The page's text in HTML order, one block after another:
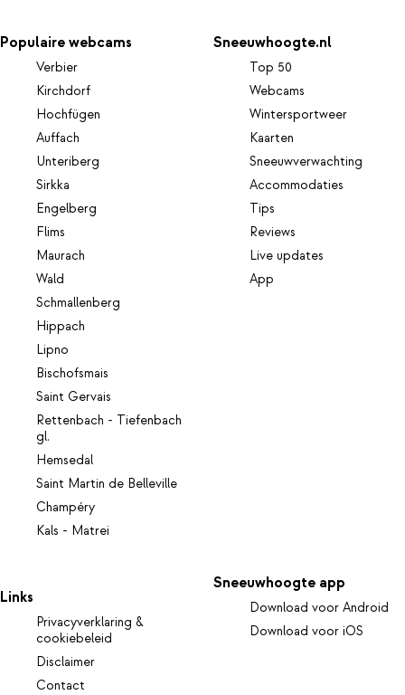
Populaire webcams
Verbier
Kirchdorf
Hochfügen
Auffach
Unteriberg
Sirkka
Engelberg
Flims
Maurach
Wald
Schmallenberg
Hippach
Lipno
Bischofsmais
Saint Gervais
Rettenbach - Tiefenbach
gl.
Hemsedal
Saint Martin de Belleville
Champéry
Kals - Matrei
Sneeuwhoogte.nl
Top 50
Webcams
Wintersportweer
Kaarten
Sneeuwverwachting
Accommodaties
Tips
Reviews
Live updates
App
Links
Privacyverklaring &
cookiebeleid
Disclaimer
Contact
Sneeuwhoogte app
Download voor Android
Download voor iOS